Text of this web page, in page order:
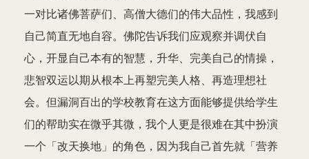
一对比诸佛菩萨们、高僧大德们的伟大品性，我感到
自己简直无地自容。佛陀告诉我们应观察并调伏自
心，开显自己本有的智慧，升华、完美自己的情操，
悲智双运以期从根本上再塑完美人格、再造理想社
会。但漏洞百出的学校教育在这方面能够提供给学生
们的帮助实在微乎其微，我个人更是很难在其中扮演
一个「改天换地」的角色，因为我自己首先就「营养